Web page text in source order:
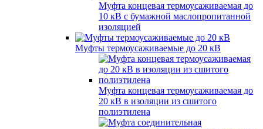
Муфта концевая термоусаживаемая до
10 кВ с бумажной маслопропитанной
изоляцией
Муфты термоусаживаемые до 20 кВ
Муфта концевая термоусаживаемая до
20 кВ в изоляции из сшитого
полиэтилена